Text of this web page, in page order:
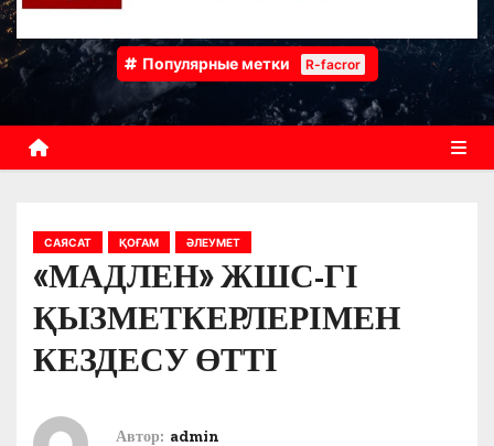
Популярные метки R-facror
САЯСАТ ҚОҒАМ ӘЛЕУМЕТ
«МАДЛЕН» ЖШС-ГІ
ҚЫЗМЕТКЕРЛЕРІМЕН
КЕЗДЕСУ ӨТТІ
Автор: admin